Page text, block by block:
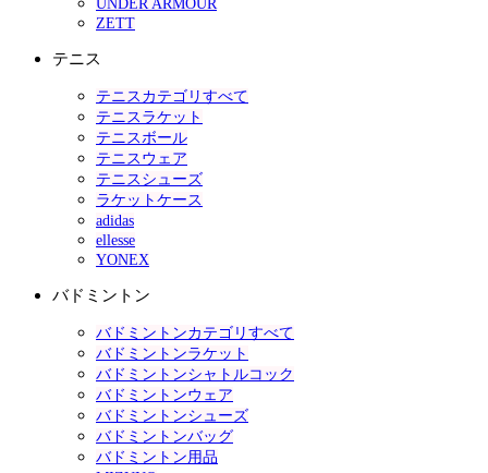
UNDER ARMOUR
ZETT
テニス
テニスカテゴリすべて
テニスラケット
テニスボール
テニスウェア
テニスシューズ
ラケットケース
adidas
ellesse
YONEX
バドミントン
バドミントンカテゴリすべて
バドミントンラケット
バドミントンシャトルコック
バドミントンウェア
バドミントンシューズ
バドミントンバッグ
バドミントン用品